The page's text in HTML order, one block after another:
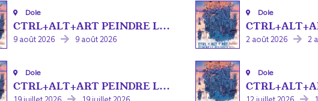
Dole
CTRL+ALT+ART PEINDRE L...
9 août 2026 9 août 2026
Dole
2 août 2026 2
Dole
CTRL+ALT+ART PEINDRE L...
Dole